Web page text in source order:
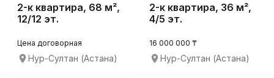
2-к квартира, 68 м²,
12/12 эт.
Цена договорная
Нур-Султан (Астана)
2-к квартира, 36 м²,
4/5 эт.
16 000 000 ₸
Нур-Султан (Астана)